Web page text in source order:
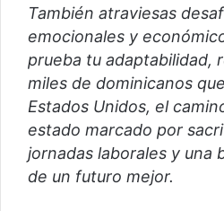
n
i
c
o
También atraviesas
emocionales y
prueba tu adaptabilidad,
miles de dominicanos
Estados Unidos, el
estado marcado por
jornadas laborales y una
de un futuro mejor.